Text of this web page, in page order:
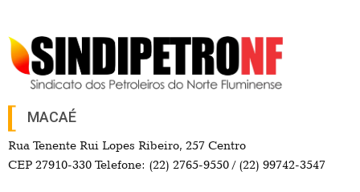
MACAÉ
Rua Tenente Rui Lopes Ribeiro, 257 Centro
CEP 27910-330 Telefone: (22) 2765-9550 / (22) 99742-3547